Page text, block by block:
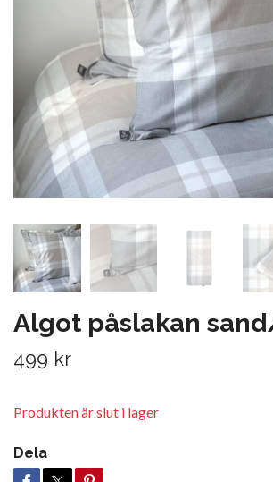
Algot påslakan
499 kr
Produkten är slut i lager
Dela